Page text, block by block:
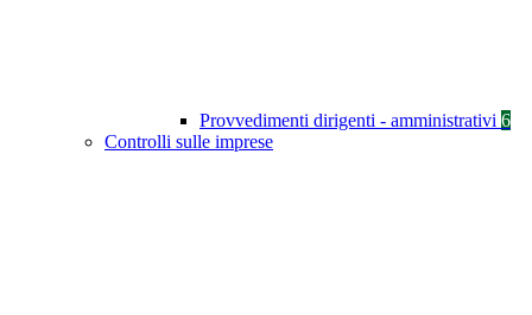
Provvedimenti dirigenti - amministrativi 6
Controlli sulle imprese